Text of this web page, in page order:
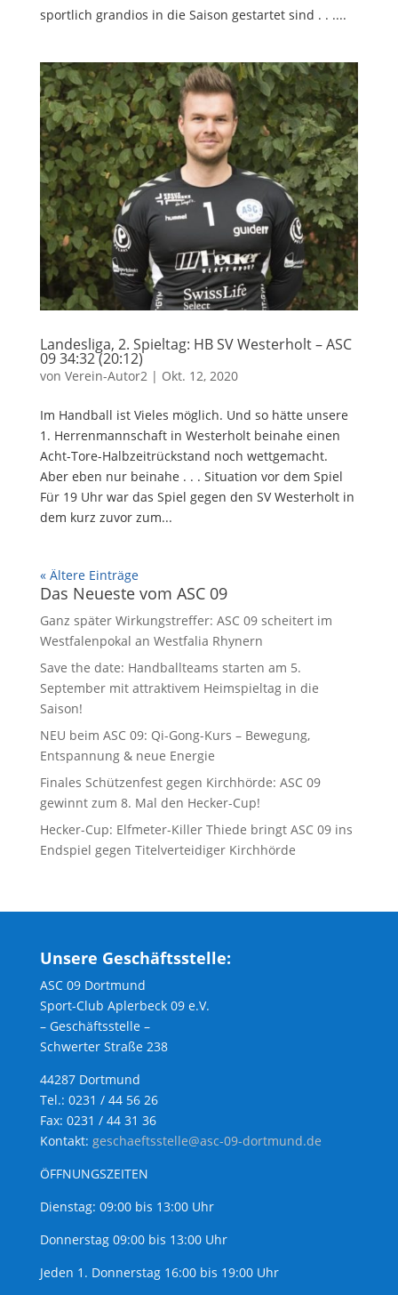
sportlich grandios in die Saison gestartet sind . . ....
Landesliga, 2. Spieltag: HB SV Westerholt – ASC
09 34:32 (20:12)
von Verein-Autor2| Okt. 12, 2020
Im Handball ist Vieles möglich. Und so hätte unsere
1. Herrenmannschaft in Westerholt beinahe einen
Acht-Tore-Halbzeitrückstand noch wettgemacht.
Aber eben nur beinahe . . . Situation vor dem Spiel
Für 19 Uhr war das Spiel gegen den SV Westerholt in
dem kurz zuvor zum...
« Ältere Einträge
Das Neueste vom ASC 09
Ganz später Wirkungstreffer: ASC 09 scheitert im
Westfalenpokal an Westfalia Rhynern
Save the date: Handballteams starten am 5.
September mit attraktivem Heimspieltag in die
Saison!
NEU beim ASC 09: Qi-Gong-Kurs – Bewegung,
Entspannung & neue Energie
Finales Schützenfest gegen Kirchhörde: ASC 09
gewinnt zum 8. Mal den Hecker-Cup!
Hecker-Cup: Elfmeter-Killer Thiede bringt ASC 09 ins
Endspiel gegen Titelverteidiger Kirchhörde
Unsere Geschäftsstelle:
ASC 09 Dortmund
Sport-Club Aplerbeck 09 e.V.
– Geschäftsstelle –
Schwerter Straße 238
44287 Dortmund
Tel.: 0231 / 44 56 26
Fax: 0231 / 44 31 36
Kontakt: geschaeftsstelle@asc-09-dortmund.de
ÖFFNUNGSZEITEN
Dienstag: 09:00 bis 13:00 Uhr
Donnerstag 09:00 bis 13:00 Uhr
Jeden 1. Donnerstag 16:00 bis 19:00 Uhr